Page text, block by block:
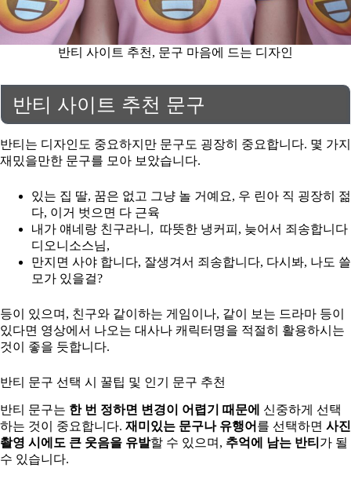
반티 사이트 추천, 문구 마음에 드는 디자인
반티 사이트 추천 문구
반티는 디자인도 중요하지만 문구도 굉장히 중요합니다. 몇 가지
재밌을만한 문구를 모아 보았습니다.
있는 집 딸, 꿈은 없고 그냥 놀 거예요, 우 린아 직 굉장히 젊
다, 이거 벗으면 다 근육
내가 얘네랑 친구라니, 따뜻한 냉커피, 늦어서 죄송합니다
디오니소스님,
만지면 사야 합니다, 잘생겨서 죄송합니다, 다시봐, 나도 쓸
모가 있을걸?
등이 있으며, 친구와 같이하는 게임이나, 같이 보는 드라마 등이
있다면 영상에서 나오는 대사나 캐릭터명을 적절히 활용하시는
것이 좋을 듯합니다.
반티 문구 선택 시 꿀팁 및 인기 문구 추천
반티 문구는 한 번 정하면 변경이 어렵기 때문에
신중하게 선택
하는 것이 중요합니다. 재미있는 문구나 유행어 를 선택하면 사진
촬영 시에도 큰 웃음을 유발할 수 있으며, 추억에 남는 반티 가 될
수 있습니다.